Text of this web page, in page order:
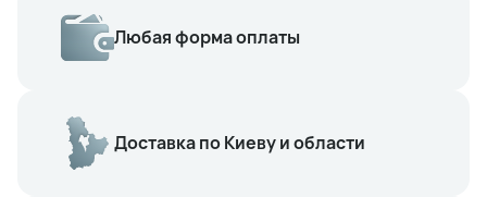
Любая форма оплаты
Доставка по Киеву и области